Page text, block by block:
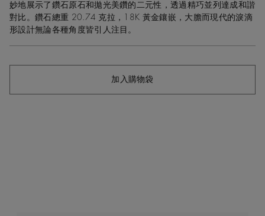
妙地展示了鑽石原石和拋光美鑽的二元性，透過精巧並列達成和諧
對比。鑽石總重 20.74 克拉，18K 黃金鑲嵌，大膽而現代的淚滴
形設計無論各種角度皆引人注目。
加入購物袋